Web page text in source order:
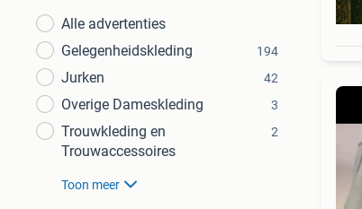
Alle advertenties
Gelegenheidskleding
194
Jurken 42
Overige Dameskleding 3
Trouwkleding en
Trouwaccessoires
2
Toon meer